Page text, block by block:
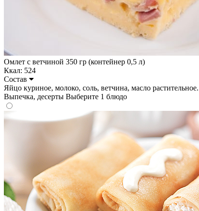
Омлет с ветчиной 350 гр (контейнер 0,5 л)
Ккал: 524
Состав
Яйцо куриное, молоко, соль, ветчина, масло
Выпечка, десерты Выберите 1 блюдо